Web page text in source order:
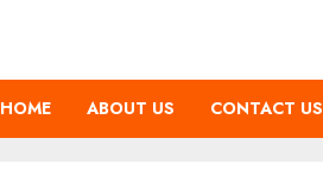
HOME ABOUT US CONTACT US